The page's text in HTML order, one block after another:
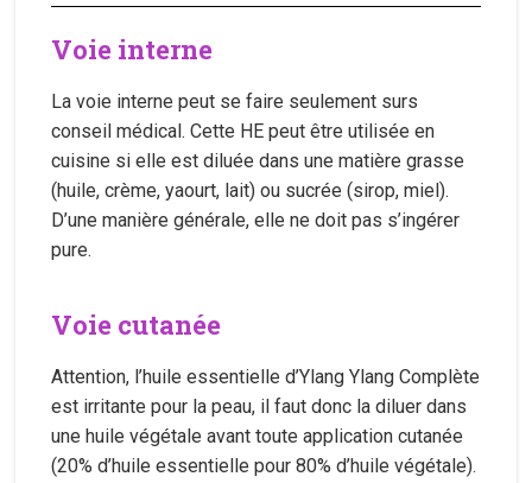
Voie interne
La voie interne peut se faire seulement surs
conseil médical. Cette HE peut être utilisée en
cuisine si elle est diluée dans une matière grasse
(huile, crème, yaourt, lait) ou sucrée (sirop, miel).
D’une manière générale, elle ne doit pas s’ingérer
pure.
Voie cutanée
Attention, l’huile essentielle d’Ylang Ylang Complète
est irritante pour la peau, il faut donc la diluer dans
une huile végétale avant toute application cutanée
(20% d’huile essentielle pour 80% d’huile végétale).